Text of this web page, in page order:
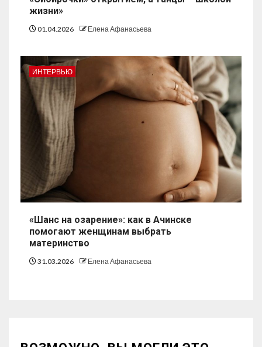
жизни»
01.04.2026 Елена Афанасьева
ИНТЕРВЬЮ
«Шанс на озарение»: как в Ачинске
помогают женщинам выбрать
материнство
31.03.2026 Елена Афанасьева